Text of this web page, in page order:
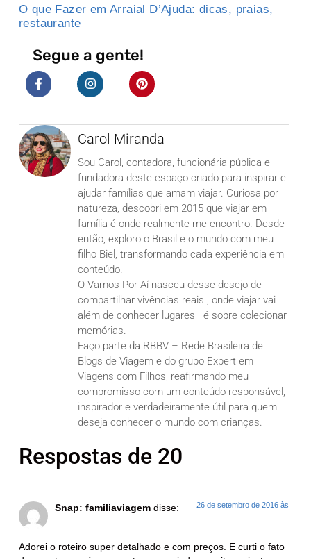
O que Fazer em Arraial D’Ajuda: dicas, praias,
restaurante
Segue a gente!
Carol Miranda
Sou Carol, contadora, funcionária pública e
fundadora deste espaço criado para inspirar e
ajudar famílias que amam viajar. Curiosa por
natureza, descobri em 2015 que viajar em
família é onde realmente me encontro. Desde
então, exploro o Brasil e o mundo com meu
filho Biel, transformando cada experiência em
conteúdo.
O Vamos Por Aí nasceu desse desejo de
compartilhar vivências reais , onde viajar vai
além de conhecer lugares—é sobre colecionar
memórias.
Faço parte da RBBV – Rede Brasileira de
Blogs de Viagem e do grupo Expert em
Viagens com Filhos, reafirmando meu
compromisso com um conteúdo responsável,
inspirador e verdadeiramente útil para quem
deseja conhecer o mundo com crianças.
Respostas de 20
Snap: familiaviagem disse: 26 de setembro de 2016 às
Adorei o roteiro super detalhado e com preços. E curti o fato